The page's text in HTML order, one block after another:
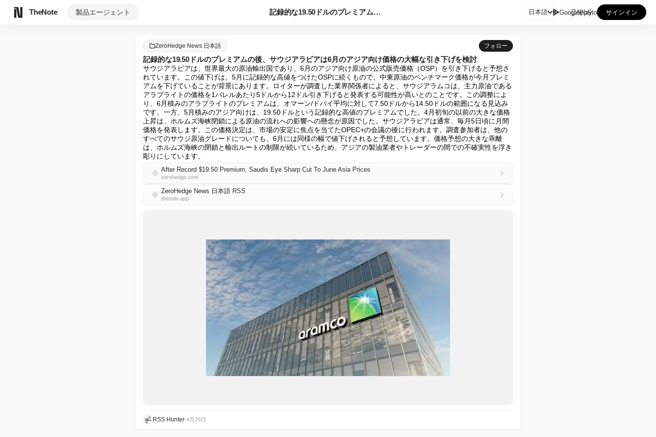
TheNote 製品エージェント 記録的な19.50ドルのプレミアムの後、サウジアラビアは6月... 日本語 GooglePlay
AppStore サインイン
ZeroHedge News 日本語 フォロー
記録的な19.50ドルのプレミアムの後、サウジアラビアは6月のアジア向け価格の大幅な引き下げを検討
サウジアラビアは、世界最大の原油輸出国であり、6月のアジア向け原油の公式販売価格（OSP）を引き下げると予想さ
れています。この値下げは、5月に記録的な高値をつけたOSPに続くもので、中東原油のベンチマーク価格が今月プレミ
アムを下げていることが背景にあります。ロイターが調査した業界関係者によると、サウジアラムコは、主力原油である
アラブライトの価格を1バレルあたり5ドルから12ドル引き下げると発表する可能性が高いとのことです。この調整によ
り、6月積みのアラブライトのプレミアムは、オマーン/ドバイ平均に対して7.50ドルから14.50ドルの範囲になる見込み
です。一方、5月積みのアジア向けは、19.50ドルという記録的な高値のプレミアムでした。4月初旬の以前の大きな価格
上昇は、ホルムズ海峡閉鎖による原油の流れへの影響への懸念が原因でした。サウジアラビアは通常、毎月5日頃に月間
価格を発表します。この価格決定は、市場の安定に焦点を当てたOPEC+の会議の後に行われます。調査参加者は、他の
すべてのサウジ原油グレードについても、6月には同様の幅で値下げされると予想しています。価格予想の大きな乖離
は、ホルムズ海峡の閉鎖と輸出ルートの制限が続いているため、アジアの製油業者やトレーダーの間での不確実性を浮き
彫りにしています。
After Record $19.50 Premium, Saudis Eye Sharp Cut To June Asia Prices
zerohedge.com
ZeroHedge News 日本語 RSS
thenote.app
RSS Hunter•4月29日